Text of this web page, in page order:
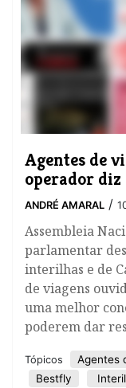
Agentes de
operador diz
ANDRÉ AMARAL /
Assembleia
parlamentar
interilhas e de
de viagens
uma melhor
poderem dar
Tópicos Agentes
Bestfly